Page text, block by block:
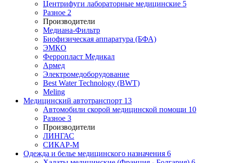
Центрифуги лабораторные медицинские 5
Разное 2
Производители
Медиана-Фильтр
Биофизическая аппаратура (БФА)
ЭМКО
Ферропласт Медикал
Армед
Электромедоборудование
Best Water Technology (BWT)
Meling
Медицинский автотранспорт 13
Автомобили скорой медицинской помощи 10
Разное 3
Производители
ЛИНГАС
СИКАР-М
Одежда и белье медицинского назначения 6